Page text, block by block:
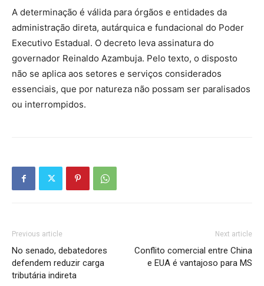
A determinação é válida para órgãos e entidades da
administração direta, autárquica e fundacional do Poder
Executivo Estadual. O decreto leva assinatura do
governador Reinaldo Azambuja. Pelo texto, o disposto
não se aplica aos setores e serviços considerados
essenciais, que por natureza não possam ser paralisados
ou interrompidos.
Previous article
No senado, debatedores
defendem reduzir carga
tributária indireta
Next article
Conflito comercial entre China
e EUA é vantajoso para MS